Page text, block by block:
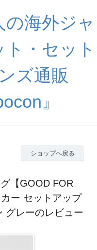
海外ジャ
・セット
ズ通販
』
ショップへ戻る
【GOOD FOR
ー セットアップ
グレーのレビュー